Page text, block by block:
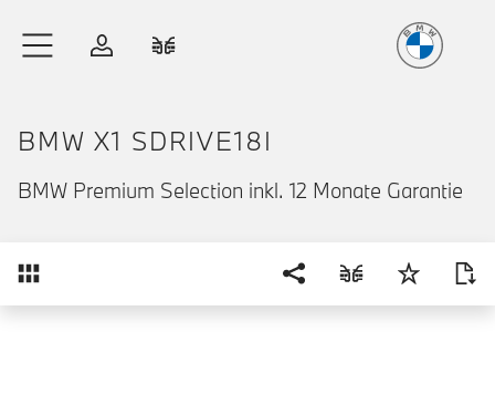
Anmelden
BMW X1 SDRIVE18I
BMW Premium Selection inkl. 12 Monate Garantie